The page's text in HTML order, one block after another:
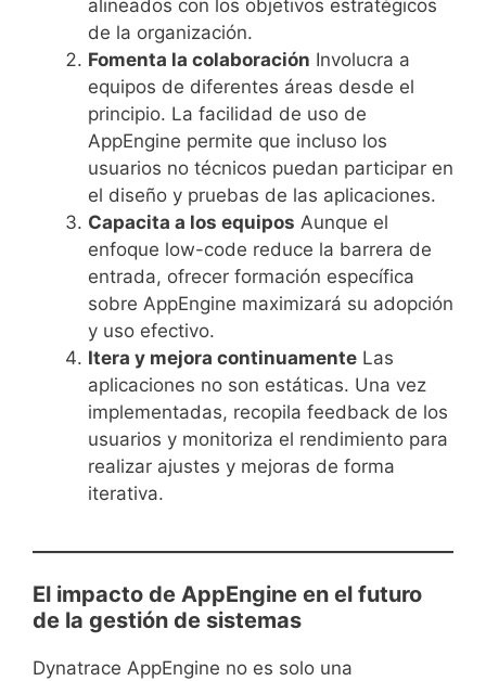
alineados con los objetivos estratégicos
de la organización.
Fomenta la colaboración Involucra a
equipos de diferentes áreas desde el
principio. La facilidad de uso de
AppEngine permite que incluso los
usuarios no técnicos puedan participar en
el diseño y pruebas de las aplicaciones.
Capacita a los equipos Aunque el
enfoque low-code reduce la barrera de
entrada, ofrecer formación específica
sobre AppEngine maximizará su adopción
y uso efectivo.
Itera y mejora continuamente Las
aplicaciones no son estáticas. Una vez
implementadas, recopila feedback de los
usuarios y monitoriza el rendimiento para
realizar ajustes y mejoras de forma
iterativa.
El impacto de AppEngine en el futuro
de la gestión de sistemas
Dynatrace AppEngine no es solo una